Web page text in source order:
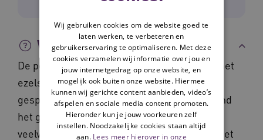
Wat is het?
De posters 'Goed in Gesprek' zijn posters met
ezelsbruggetjes en een tekening die het
gesprek binnen het team op gang brengt rond
het goede gesprek. De posters tonen
veelvoorkomende valkuilen in de omgang met
Wij gebruiken cookies om de website goed te
laten werken, te verbeteren en
gebruikerservaring te optimaliseren. Met deze
cookies verzamelen wij informatie over jou en
jouw internetgedrag op onze website, en
mogelijk ook buiten onze website. Hiermee
kunnen wij gerichte content aanbieden, video’s
afspelen en sociale media content promoten.
Hieronder kun je jouw voorkeuren zelf
instellen. Noodzakelijke cookies staan altijd
aan. Lees meer hierover in onze